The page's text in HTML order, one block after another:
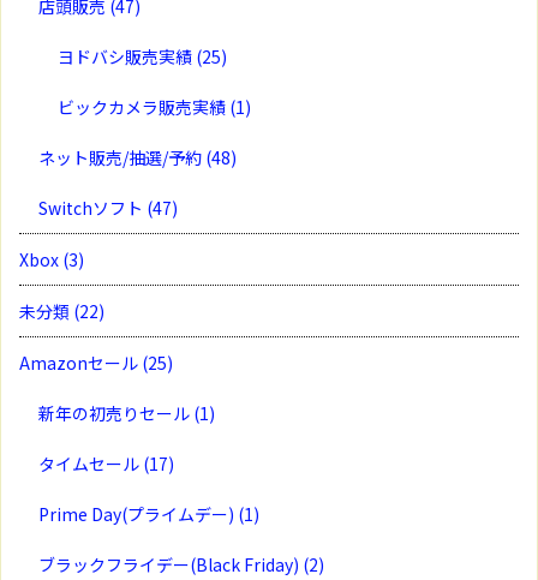
店頭販売 (47)
ヨドバシ販売実績 (25)
ビックカメラ販売実績 (1)
ネット販売/抽選/予約 (48)
Switchソフト (47)
Xbox (3)
未分類 (22)
Amazonセール (25)
新年の初売りセール (1)
タイムセール (17)
Prime Day(プライムデー) (1)
ブラックフライデー(Black Friday) (2)